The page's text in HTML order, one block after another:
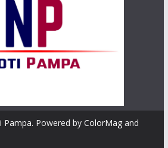
Pampa. Powered by ColorMagand